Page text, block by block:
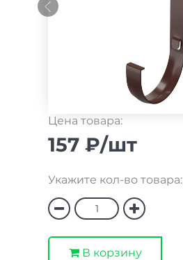
Цена товара:
157 ₽/шт
Укажите кол-во товара:
В корзину